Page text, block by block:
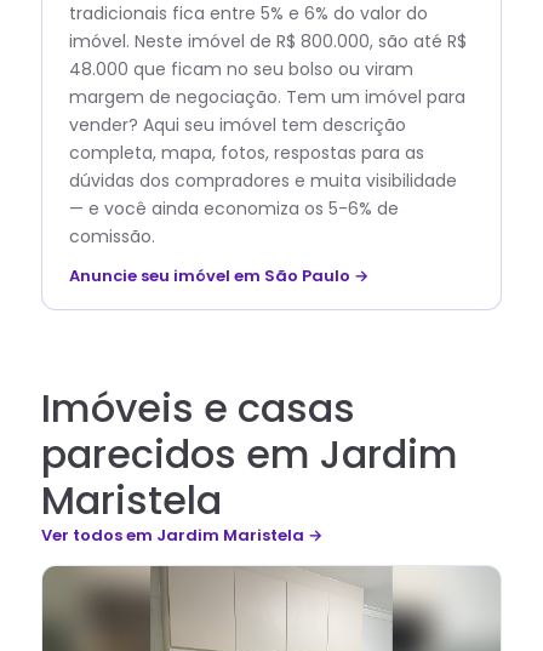
tradicionais fica entre 5% e 6% do valor do
imóvel. Neste imóvel de R$ 800.000, são até R$
48.000 que ficam no seu bolso ou viram
margem de negociação. Tem um imóvel para
vender? Aqui seu imóvel tem descrição
completa, mapa, fotos, respostas para as
dúvidas dos compradores e muita visibilidade
— e você ainda economiza os 5-6% de
comissão.
Anuncie seu imóvel em São Paulo →
Imóveis e casas
parecidos em Jardim
Maristela
Ver todosem Jardim Maristela →